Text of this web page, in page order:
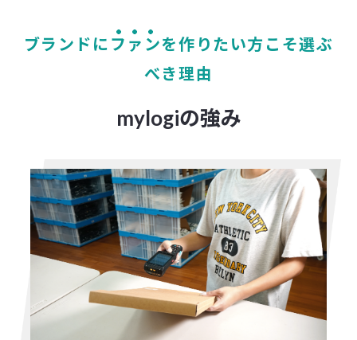
ブランドに ファンを作りたい方こそ選ぶ
べき理由
mylogiの強み